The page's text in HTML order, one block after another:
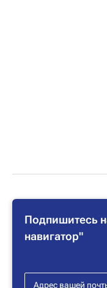
Подпишитесь
навигатор"